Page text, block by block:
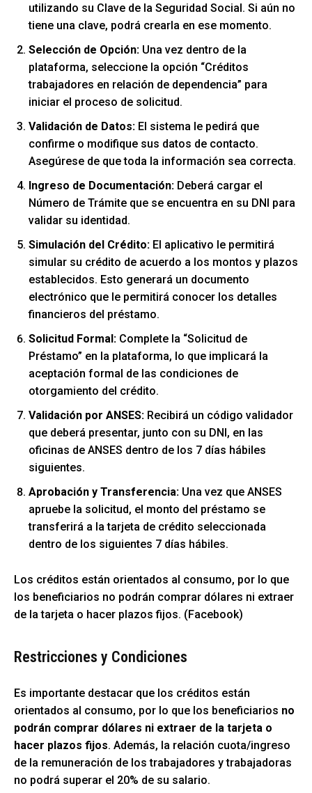
utilizando su Clave de la Seguridad Social. Si aún no
tiene una clave, podrá crearla en ese momento.
Selección de Opción: Una vez dentro de la
plataforma, seleccione la opción “Créditos
trabajadores en relación de dependencia” para
iniciar el proceso de solicitud.
Validación de Datos: El sistema le pedirá que
confirme o modifique sus datos de contacto.
Asegúrese de que toda la información sea correcta.
Ingreso de Documentación: Deberá cargar el
Número de Trámite que se encuentra en su DNI para
validar su identidad.
Simulación del Crédito: El aplicativo le permitirá
simular su crédito de acuerdo a los montos y plazos
establecidos. Esto generará un documento
electrónico que le permitirá conocer los detalles
financieros del préstamo.
Solicitud Formal: Complete la “Solicitud de
Préstamo” en la plataforma, lo que implicará la
aceptación formal de las condiciones de
otorgamiento del crédito.
Validación por ANSES: Recibirá un código validador
que deberá presentar, junto con su DNI, en las
oficinas de ANSES dentro de los 7 días hábiles
siguientes.
Aprobación y Transferencia: Una vez que ANSES
apruebe la solicitud, el monto del préstamo se
transferirá a la tarjeta de crédito seleccionada
dentro de los siguientes 7 días hábiles.
Los créditos están orientados al consumo, por lo que
los beneficiarios no podrán comprar dólares ni extraer
de la tarjeta o hacer plazos fijos. (Facebook)
Restricciones y Condiciones
Es importante destacar que los créditos están
orientados al consumo, por lo que los beneficiarios no
podrán comprar dólares ni extraer de la tarjeta o
hacer plazos fijos. Además, la relación cuota/ingreso
de la remuneración de los trabajadores y trabajadoras
no podrá superar el 20% de su salario.